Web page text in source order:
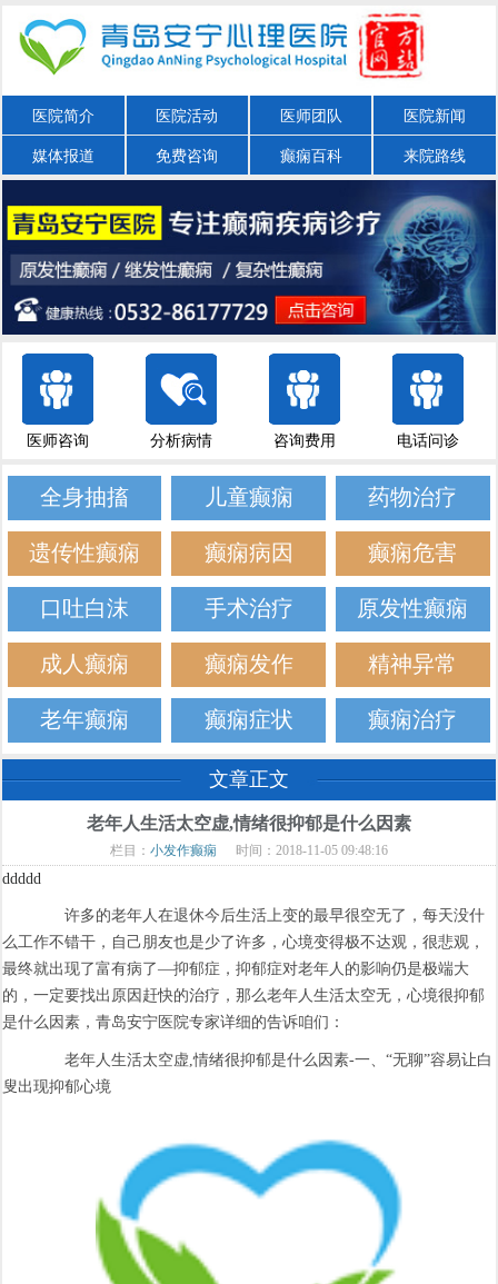
医院简介 医院活动 医师团队 医院新闻
媒体报道 免费咨询 癫痫百科 来院路线
医师咨询 分析病情 咨询费用 电话问诊
全身抽搐 儿童癫痫 药物治疗
遗传性癫痫 癫痫病因 癫痫危害
口吐白沫 手术治疗 原发性癫痫
成人癫痫 癫痫发作 精神异常
老年癫痫 癫痫症状 癫痫治疗
文章正文
老年人生活太空虚,情绪很抑郁是什么因素
栏目： 小发作癫痫 时间：2018-11-05 09:48:16
ddddd
许多的老年人在退休今后生活上变的最早很空无了，每天没什
么工作不错干，自己朋友也是少了许多，心境变得极不达观，很悲观，
最终就出现了富有病了—抑郁症，抑郁症对老年人的影响仍是极端大
的，一定要找出原因赶快的治疗，那么老年人生活太空无，心境很抑郁
是什么因素，青岛安宁医院专家详细的告诉咱们：
老年人生活太空虚,情绪很抑郁是什么因素-一、“无聊”容易让白
叟出现抑郁心境